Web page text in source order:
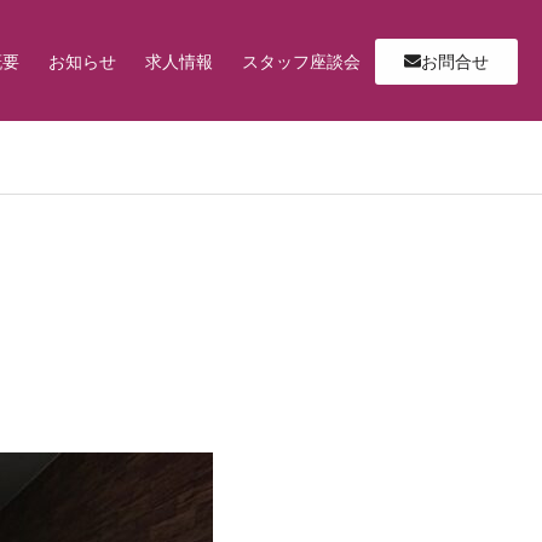
お知らせ 求人情報 スタッフ座談会 お問合せ